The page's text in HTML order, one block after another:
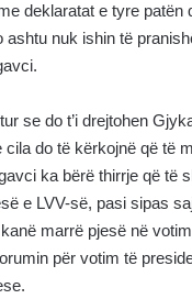
deklaratat e tyre patën
ashtu nuk ishin të
se do t’i drejtohen
cila do të kërkojnë që të
ka bërë thirrje që të
e LVV-së, pasi sipas
marrë pjesë në
për votim të